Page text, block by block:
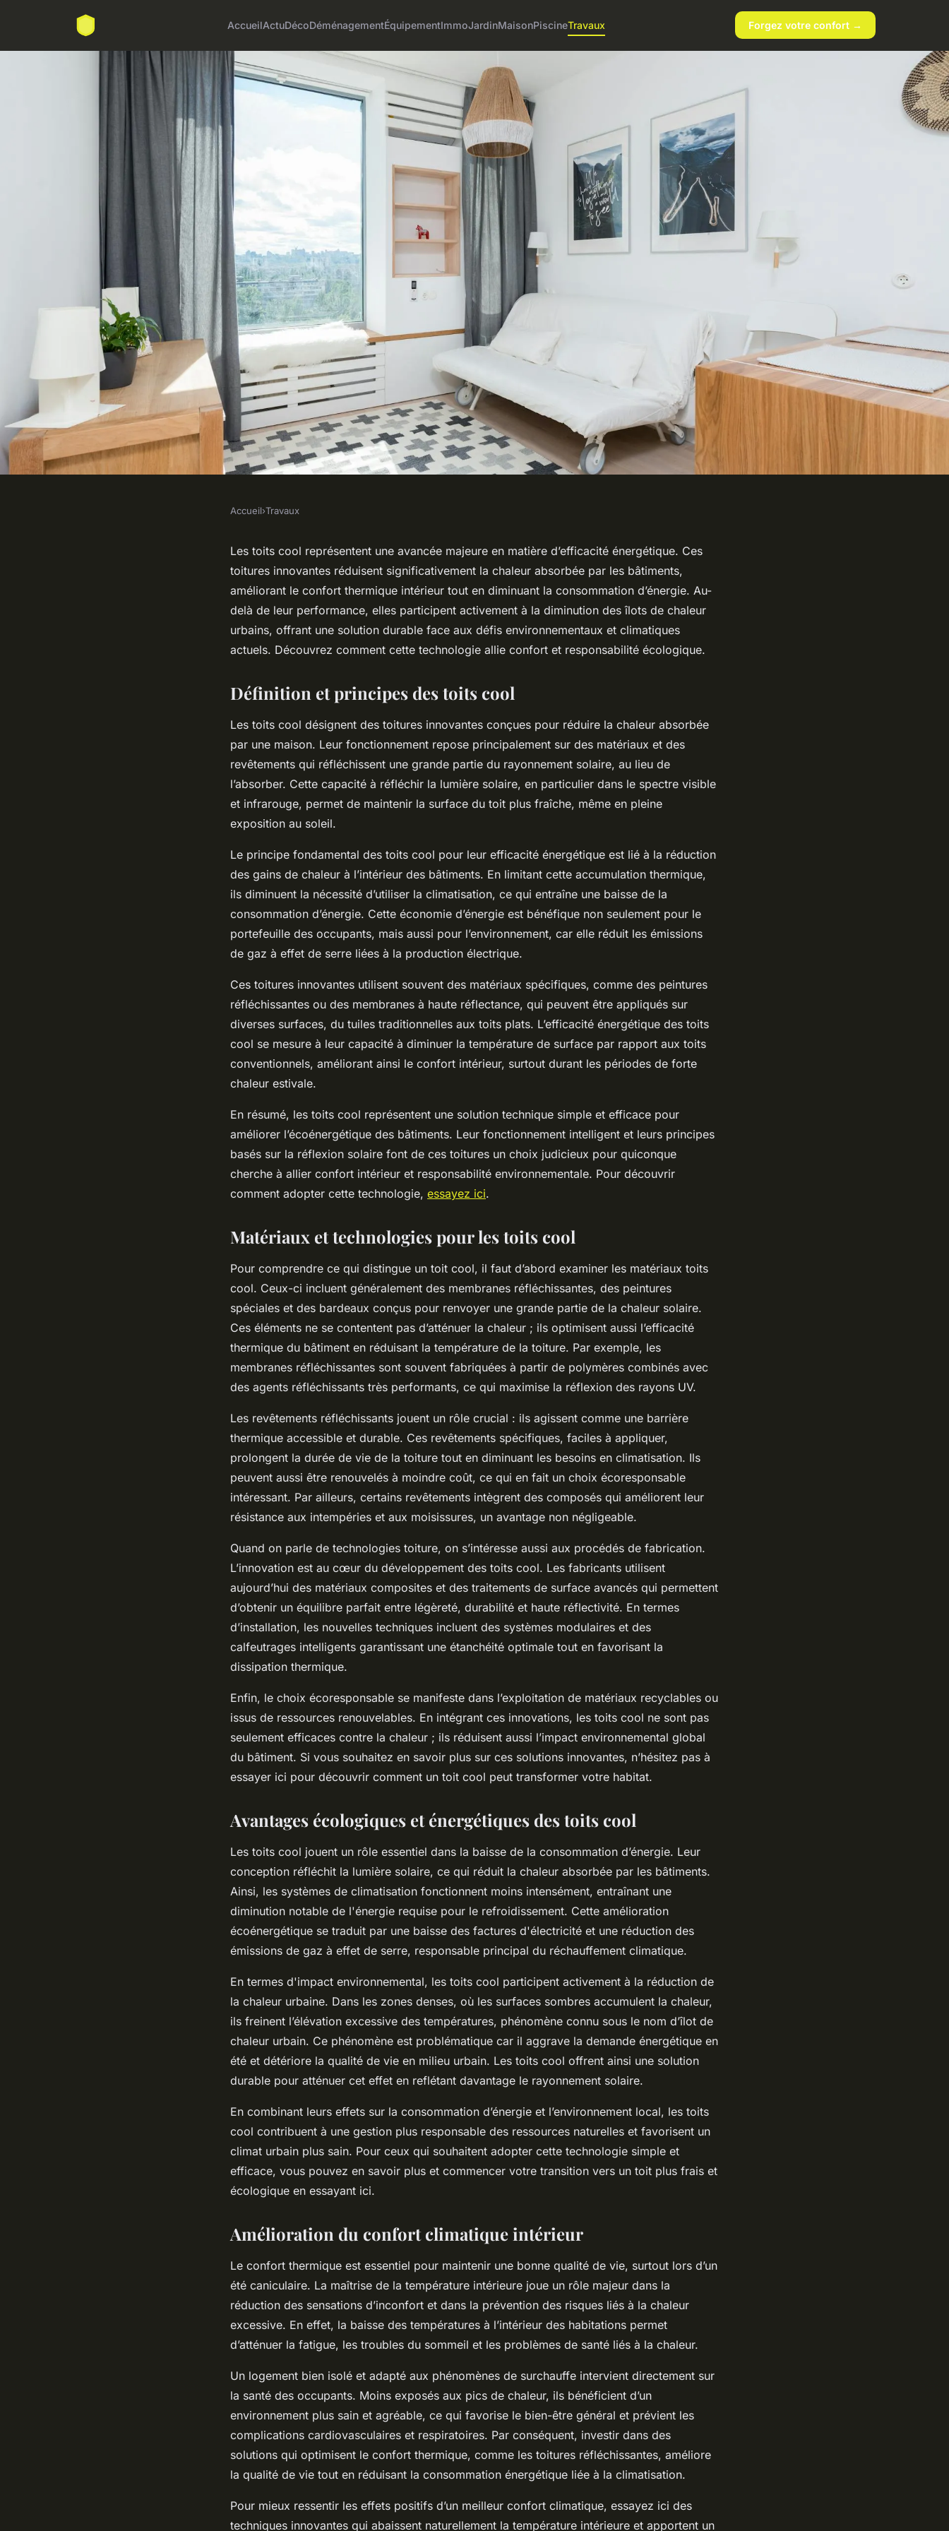
AccueilActuDécoDéménagementÉquipementImmoJardinMaisonPiscineTravaux Forgez votre confort →
Les toits cool : une solution
écoénergétique pour le confort
Accueil›Travaux
Les toits cool représentent une avancée majeure en matière d’efficacité énergétique. Ces
toitures innovantes réduisent significativement la chaleur absorbée par les bâtiments,
améliorant le confort thermique intérieur tout en diminuant la consommation d’énergie. Au-
delà de leur performance, elles participent activement à la diminution des îlots de chaleur
urbains, offrant une solution durable face aux défis environnementaux et climatiques
actuels. Découvrez comment cette technologie allie confort et responsabilité écologique.
Définition et principes des toits cool
Les toits cool désignent des toitures innovantes conçues pour réduire la chaleur absorbée
par une maison. Leur fonctionnement repose principalement sur des matériaux et des
revêtements qui réfléchissent une grande partie du rayonnement solaire, au lieu de
l’absorber. Cette capacité à réfléchir la lumière solaire, en particulier dans le spectre visible
et infrarouge, permet de maintenir la surface du toit plus fraîche, même en pleine
exposition au soleil.
Le principe fondamental des toits cool pour leur efficacité énergétique est lié à la réduction
des gains de chaleur à l’intérieur des bâtiments. En limitant cette accumulation thermique,
ils diminuent la nécessité d’utiliser la climatisation, ce qui entraîne une baisse de la
consommation d’énergie. Cette économie d’énergie est bénéfique non seulement pour le
portefeuille des occupants, mais aussi pour l’environnement, car elle réduit les émissions
de gaz à effet de serre liées à la production électrique.
Ces toitures innovantes utilisent souvent des matériaux spécifiques, comme des peintures
réfléchissantes ou des membranes à haute réflectance, qui peuvent être appliqués sur
diverses surfaces, du tuiles traditionnelles aux toits plats. L’efficacité énergétique des toits
cool se mesure à leur capacité à diminuer la température de surface par rapport aux toits
conventionnels, améliorant ainsi le confort intérieur, surtout durant les périodes de forte
chaleur estivale.
En résumé, les toits cool représentent une solution technique simple et efficace pour
améliorer l’écoénergétique des bâtiments. Leur fonctionnement intelligent et leurs principes
basés sur la réflexion solaire font de ces toitures un choix judicieux pour quiconque
cherche à allier confort intérieur et responsabilité environnementale. Pour découvrir
comment adopter cette technologie, essayez ici.
Matériaux et technologies pour les toits cool
Pour comprendre ce qui distingue un toit cool, il faut d’abord examiner les matériaux toits
cool. Ceux-ci incluent généralement des membranes réfléchissantes, des peintures
spéciales et des bardeaux conçus pour renvoyer une grande partie de la chaleur solaire.
Ces éléments ne se contentent pas d’atténuer la chaleur ; ils optimisent aussi l’efficacité
thermique du bâtiment en réduisant la température de la toiture. Par exemple, les
membranes réfléchissantes sont souvent fabriquées à partir de polymères combinés avec
des agents réfléchissants très performants, ce qui maximise la réflexion des rayons UV.
Les revêtements réfléchissants jouent un rôle crucial : ils agissent comme une barrière
thermique accessible et durable. Ces revêtements spécifiques, faciles à appliquer,
prolongent la durée de vie de la toiture tout en diminuant les besoins en climatisation. Ils
peuvent aussi être renouvelés à moindre coût, ce qui en fait un choix écoresponsable
intéressant. Par ailleurs, certains revêtements intègrent des composés qui améliorent leur
résistance aux intempéries et aux moisissures, un avantage non négligeable.
Quand on parle de technologies toiture, on s’intéresse aussi aux procédés de fabrication.
L’innovation est au cœur du développement des toits cool. Les fabricants utilisent
aujourd’hui des matériaux composites et des traitements de surface avancés qui permettent
d’obtenir un équilibre parfait entre légèreté, durabilité et haute réflectivité. En termes
d’installation, les nouvelles techniques incluent des systèmes modulaires et des
calfeutrages intelligents garantissant une étanchéité optimale tout en favorisant la
dissipation thermique.
Enfin, le choix écoresponsable se manifeste dans l’exploitation de matériaux recyclables ou
issus de ressources renouvelables. En intégrant ces innovations, les toits cool ne sont pas
seulement efficaces contre la chaleur ; ils réduisent aussi l’impact environnemental global
du bâtiment. Si vous souhaitez en savoir plus sur ces solutions innovantes, n’hésitez pas à
essayer ici pour découvrir comment un toit cool peut transformer votre habitat.
Avantages écologiques et énergétiques des toits cool
Les toits cool jouent un rôle essentiel dans la baisse de la consommation d’énergie. Leur
conception réfléchit la lumière solaire, ce qui réduit la chaleur absorbée par les bâtiments.
Ainsi, les systèmes de climatisation fonctionnent moins intensément, entraînant une
diminution notable de l'énergie requise pour le refroidissement. Cette amélioration
écoénergétique se traduit par une baisse des factures d'électricité et une réduction des
émissions de gaz à effet de serre, responsable principal du réchauffement climatique.
En termes d'impact environnemental, les toits cool participent activement à la réduction de
la chaleur urbaine. Dans les zones denses, où les surfaces sombres accumulent la chaleur,
ils freinent l’élévation excessive des températures, phénomène connu sous le nom d’îlot de
chaleur urbain. Ce phénomène est problématique car il aggrave la demande énergétique en
été et détériore la qualité de vie en milieu urbain. Les toits cool offrent ainsi une solution
durable pour atténuer cet effet en reflétant davantage le rayonnement solaire.
En combinant leurs effets sur la consommation d’énergie et l’environnement local, les toits
cool contribuent à une gestion plus responsable des ressources naturelles et favorisent un
climat urbain plus sain. Pour ceux qui souhaitent adopter cette technologie simple et
efficace, vous pouvez en savoir plus et commencer votre transition vers un toit plus frais et
écologique en essayant ici.
Amélioration du confort climatique intérieur
Le confort thermique est essentiel pour maintenir une bonne qualité de vie, surtout lors d’un
été caniculaire. La maîtrise de la température intérieure joue un rôle majeur dans la
réduction des sensations d’inconfort et dans la prévention des risques liés à la chaleur
excessive. En effet, la baisse des températures à l’intérieur des habitations permet
d’atténuer la fatigue, les troubles du sommeil et les problèmes de santé liés à la chaleur.
Un logement bien isolé et adapté aux phénomènes de surchauffe intervient directement sur
la santé des occupants. Moins exposés aux pics de chaleur, ils bénéficient d’un
environnement plus sain et agréable, ce qui favorise le bien-être général et prévient les
complications cardiovasculaires et respiratoires. Par conséquent, investir dans des
solutions qui optimisent le confort thermique, comme les toitures réfléchissantes, améliore
la qualité de vie tout en réduisant la consommation énergétique liée à la climatisation.
Pour mieux ressentir les effets positifs d’un meilleur confort climatique, essayez ici des
techniques innovantes qui abaissent naturellement la température intérieure et apportent un